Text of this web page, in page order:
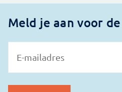
Meld je aan voor